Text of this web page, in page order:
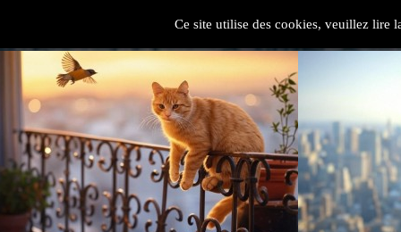
Ce site utilise des cookies, veuillez lire